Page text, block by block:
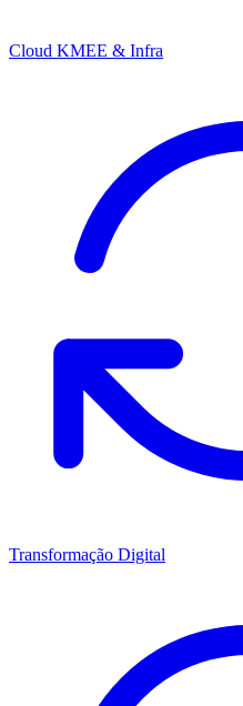
Cloud KMEE & Infra
Transformação Digital